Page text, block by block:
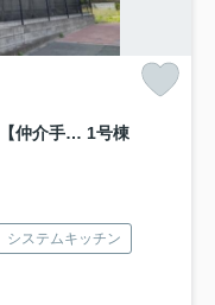
横浜市都筑区東山田1丁目 新築戸建て【仲介手数料無料】 1号棟
システムキッチン